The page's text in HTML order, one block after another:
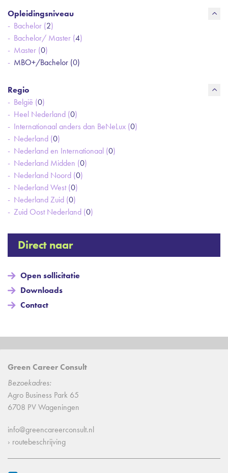
Opleidingsniveau
Bachelor (2)
Bachelor/ Master (4)
Master (0)
MBO+/Bachelor (0)
Regio
België (0)
Heel Nederland (0)
Internationaal anders dan BeNeLux (0)
Nederland (0)
Nederland en Internationaal (0)
Nederland Midden (0)
Nederland Noord (0)
Nederland West (0)
Nederland Zuid (0)
Zuid Oost Nederland (0)
Direct naar
Open sollicitatie
Downloads
Contact
Green Career Consult
Bezoekadres:
Agro Business Park 65
6708 PV Wageningen
info@greencareerconsult.nl
› routebeschrijving